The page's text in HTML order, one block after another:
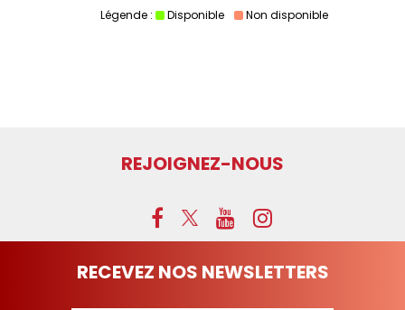
Légende : Disponible Non disponible
REJOIGNEZ-NOUS
RECEVEZ NOS NEWSLETTERS